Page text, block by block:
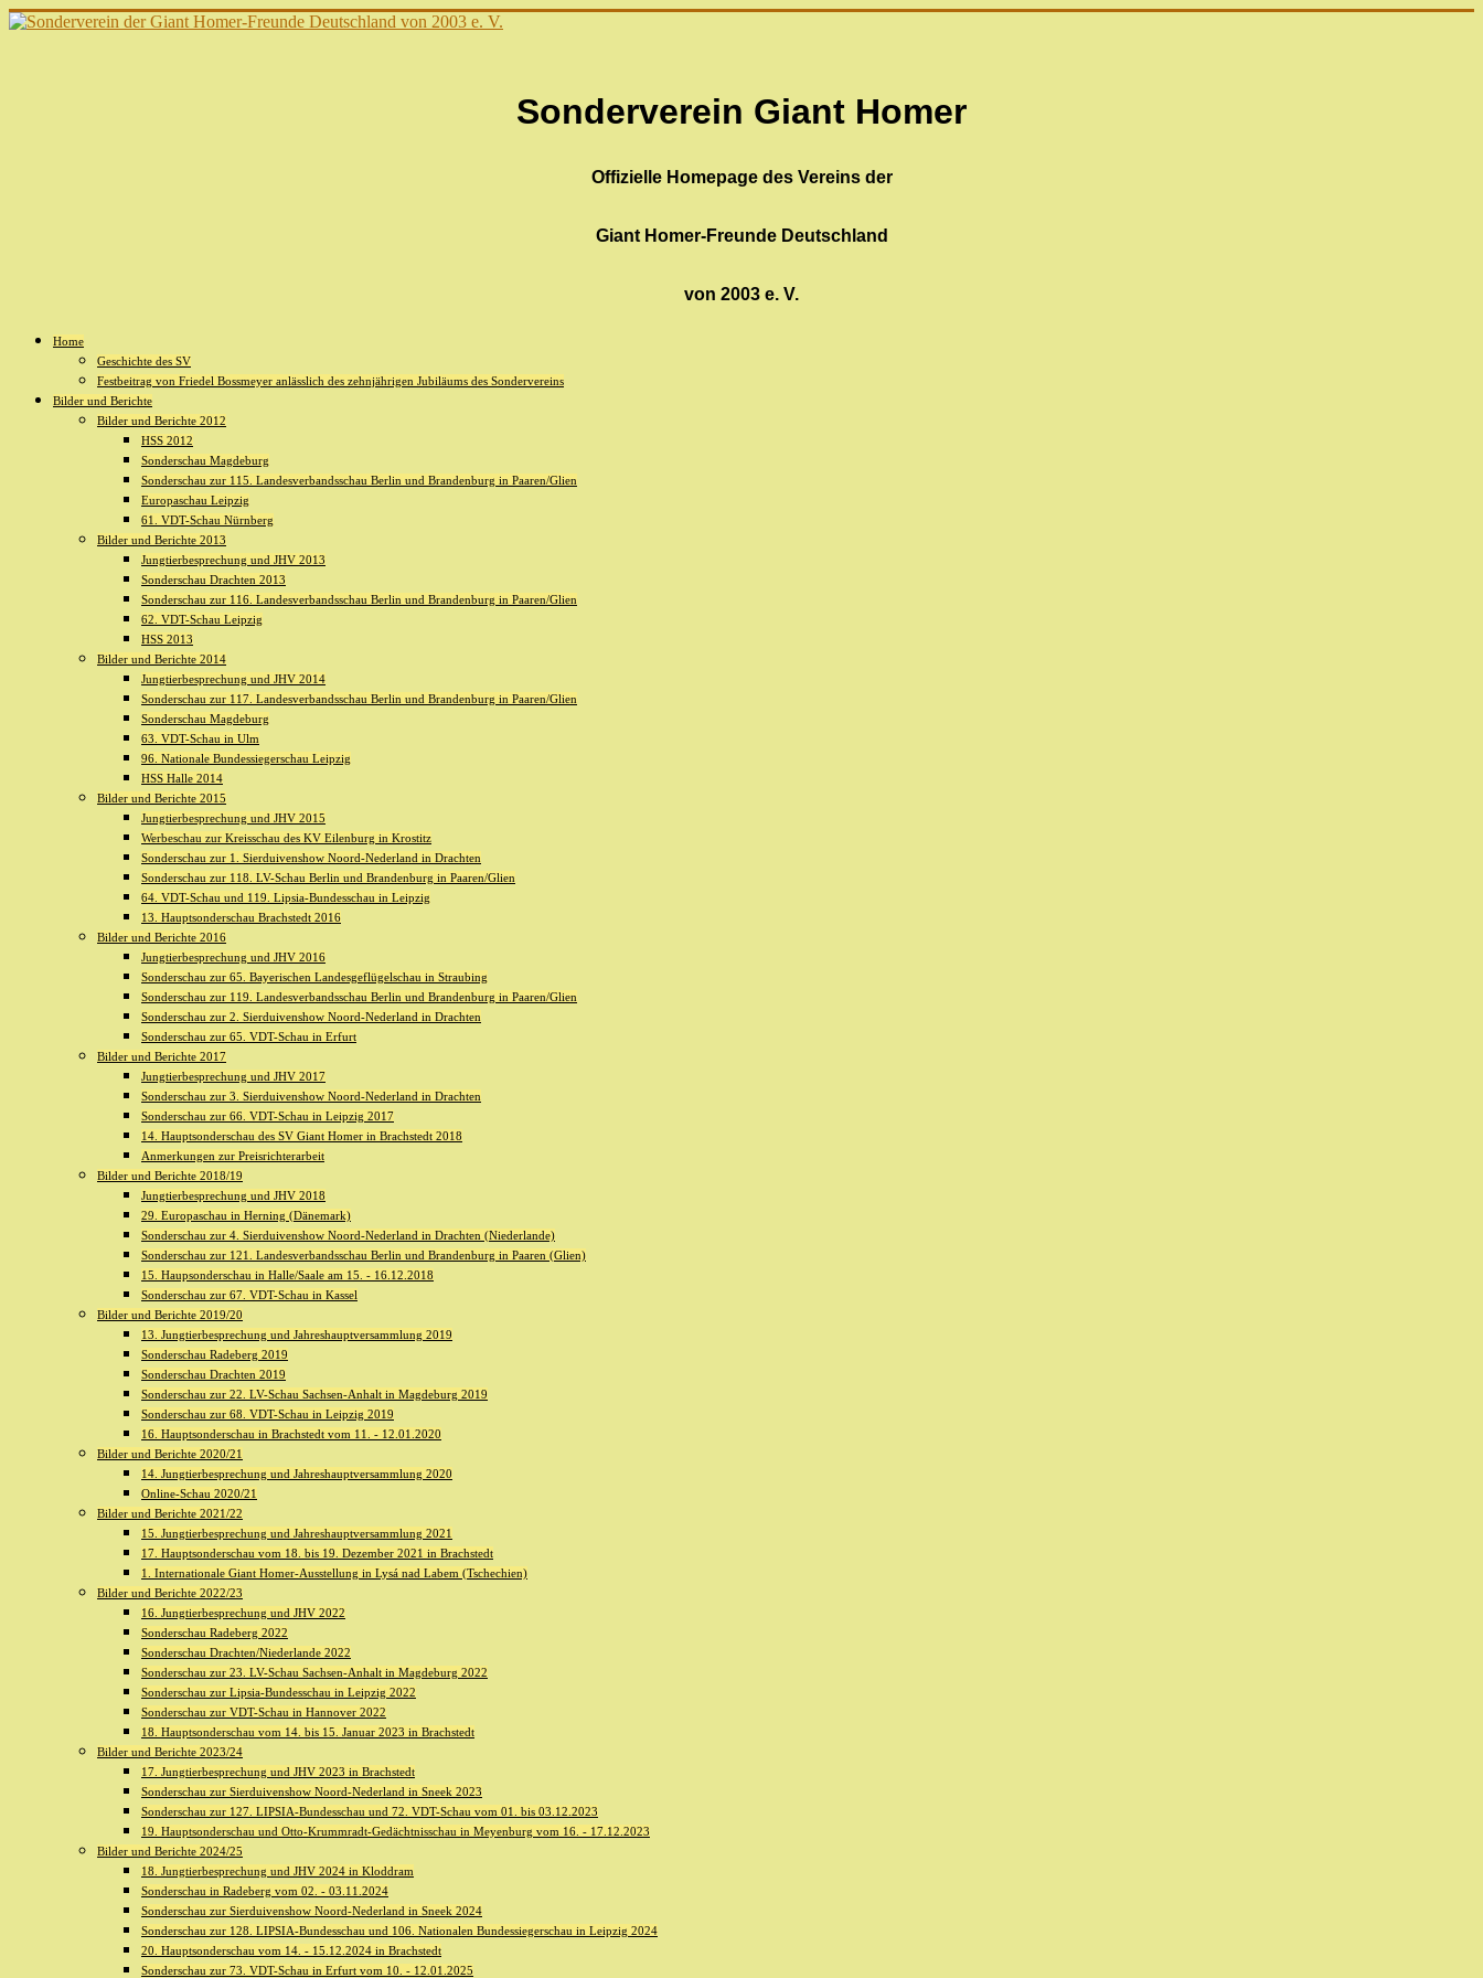
Sonderverein Giant Homer
Offizielle Homepage des Vereins der
Giant Homer-Freunde Deutschland
von 2003 e. V.
Home
Geschichte des SV
Festbeitrag von Friedel Bossmeyer anlässlich des zehnjährigen Jubiläums des Sondervereins
Bilder und Berichte
Bilder und Berichte 2012
HSS 2012
Sonderschau Magdeburg
Sonderschau zur 115. Landesverbandsschau Berlin und Brandenburg in Paaren/Glien
Europaschau Leipzig
61. VDT-Schau Nürnberg
Bilder und Berichte 2013
Jungtierbesprechung und JHV 2013
Sonderschau Drachten 2013
Sonderschau zur 116. Landesverbandsschau Berlin und Brandenburg in Paaren/Glien
62. VDT-Schau Leipzig
HSS 2013
Bilder und Berichte 2014
Jungtierbesprechung und JHV 2014
Sonderschau zur 117. Landesverbandsschau Berlin und Brandenburg in Paaren/Glien
Sonderschau Magdeburg
63. VDT-Schau in Ulm
96. Nationale Bundessiegerschau Leipzig
HSS Halle 2014
Bilder und Berichte 2015
Jungtierbesprechung und JHV 2015
Werbeschau zur Kreisschau des KV Eilenburg in Krostitz
Sonderschau zur 1. Sierduivenshow Noord-Nederland in Drachten
Sonderschau zur 118. LV-Schau Berlin und Brandenburg in Paaren/Glien
64. VDT-Schau und 119. Lipsia-Bundesschau in Leipzig
13. Hauptsonderschau Brachstedt 2016
Bilder und Berichte 2016
Jungtierbesprechung und JHV 2016
Sonderschau zur 65. Bayerischen Landesgeflügelschau in Straubing
Sonderschau zur 119. Landesverbandsschau Berlin und Brandenburg in Paaren/Glien
Sonderschau zur 2. Sierduivenshow Noord-Nederland in Drachten
Sonderschau zur 65. VDT-Schau in Erfurt
Bilder und Berichte 2017
Jungtierbesprechung und JHV 2017
Sonderschau zur 3. Sierduivenshow Noord-Nederland in Drachten
Sonderschau zur 66. VDT-Schau in Leipzig 2017
14. Hauptsonderschau des SV Giant Homer in Brachstedt 2018
Anmerkungen zur Preisrichterarbeit
Bilder und Berichte 2018/19
Jungtierbesprechung und JHV 2018
29. Europaschau in Herning (Dänemark)
Sonderschau zur 4. Sierduivenshow Noord-Nederland in Drachten (Niederlande)
Sonderschau zur 121. Landesverbandsschau Berlin und Brandenburg in Paaren (Glien)
15. Haupsonderschau in Halle/Saale am 15. - 16.12.2018
Sonderschau zur 67. VDT-Schau in Kassel
Bilder und Berichte 2019/20
13. Jungtierbesprechung und Jahreshauptversammlung 2019
Sonderschau Radeberg 2019
Sonderschau Drachten 2019
Sonderschau zur 22. LV-Schau Sachsen-Anhalt in Magdeburg 2019
Sonderschau zur 68. VDT-Schau in Leipzig 2019
16. Hauptsonderschau in Brachstedt vom 11. - 12.01.2020
Bilder und Berichte 2020/21
14. Jungtierbesprechung und Jahreshauptversammlung 2020
Online-Schau 2020/21
Bilder und Berichte 2021/22
15. Jungtierbesprechung und Jahreshauptversammlung 2021
17. Hauptsonderschau vom 18. bis 19. Dezember 2021 in Brachstedt
1. Internationale Giant Homer-Ausstellung in Lysá nad Labem (Tschechien)
Bilder und Berichte 2022/23
16. Jungtierbesprechung und JHV 2022
Sonderschau Radeberg 2022
Sonderschau Drachten/Niederlande 2022
Sonderschau zur 23. LV-Schau Sachsen-Anhalt in Magdeburg 2022
Sonderschau zur Lipsia-Bundesschau in Leipzig 2022
Sonderschau zur VDT-Schau in Hannover 2022
18. Hauptsonderschau vom 14. bis 15. Januar 2023 in Brachstedt
Bilder und Berichte 2023/24
17. Jungtierbesprechung und JHV 2023 in Brachstedt
Sonderschau zur Sierduivenshow Noord-Nederland in Sneek 2023
Sonderschau zur 127. LIPSIA-Bundesschau und 72. VDT-Schau vom 01. bis 03.12.2023
19. Hauptsonderschau und Otto-Krummradt-Gedächtnisschau in Meyenburg vom 16. - 17.12.2023
Bilder und Berichte 2024/25
18. Jungtierbesprechung und JHV 2024 in Kloddram
Sonderschau in Radeberg vom 02. - 03.11.2024
Sonderschau zur Sierduivenshow Noord-Nederland in Sneek 2024
Sonderschau zur 128. LIPSIA-Bundesschau und 106. Nationalen Bundessiegerschau in Leipzig 2024
20. Hauptsonderschau vom 14. - 15.12.2024 in Brachstedt
Sonderschau zur 73. VDT-Schau in Erfurt vom 10. - 12.01.2025